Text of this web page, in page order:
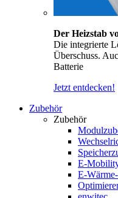
Der Heizstab
Die integrierte
Überschuss.
Batterie
Jetzt entdecken!
Zubehör
Zubehör
E-
E-